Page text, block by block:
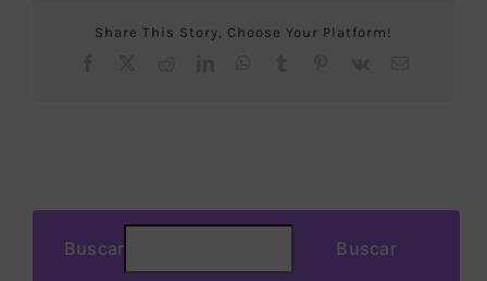
Share This Story, Choose Your Platform!
Buscar Buscar